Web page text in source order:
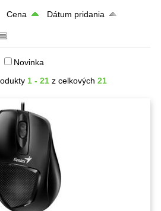
Cena
Dátum pridania
Novinka
1 - 21 z celkových 21